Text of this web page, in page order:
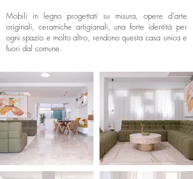
Mobili in legno progettati su misura, opere d'arte
originali, ceramiche artigianali, una forte identità per
ogni spazio e molto altro, rendono questa casa unica e
fuori dal comune.